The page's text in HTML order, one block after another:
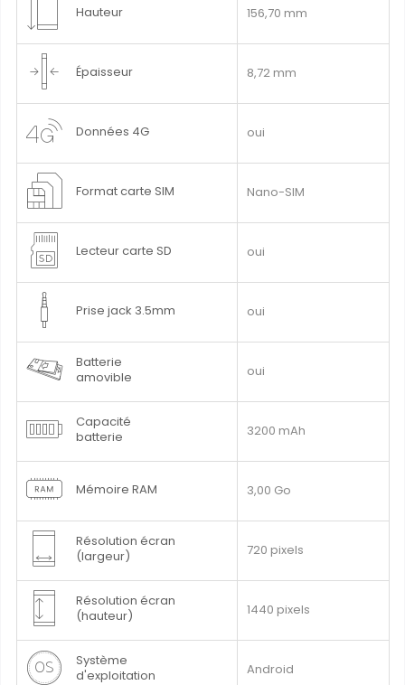
Hauteur 156,70 mm
Épaisseur 8,72 mm
Données 4G oui
Format carte SIM Nano-SIM
Lecteur carte SD oui
Prise jack 3.5mm oui
Batterie
amovible
oui
Capacité
batterie
3200 mAh
Mémoire RAM 3,00 Go
Résolution écran
(largeur)
720 pixels
Résolution écran
(hauteur)
1440 pixels
Système
d'exploitation
Android